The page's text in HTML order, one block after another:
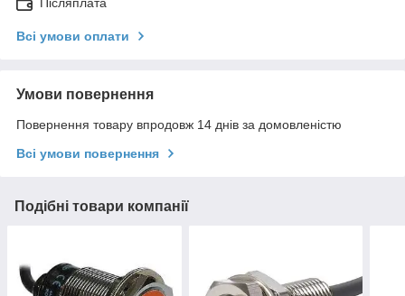
Всі умови оплати
Умови повернення
Повернення товару впродовж 14 днів за домовленістю
Всі умови повернення
Подібні товари компанії